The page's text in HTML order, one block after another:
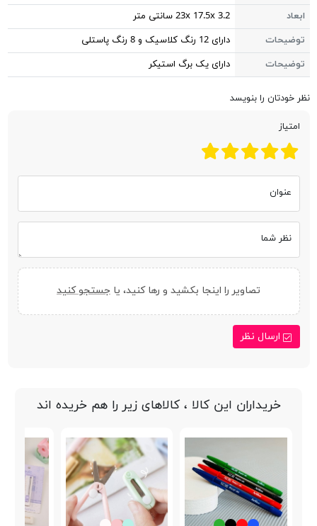
ابعاد
23x 17.5x 3.2 سانتی متر
توضیحات
دارای 12 رنگ کلاسیک و 8 رنگ پاستلی
توضیحات
دارای یک برگ استیکر
نظر خودتان را بنویسد
امتیاز
عنوان
نظر شما
تصاویر را اینجا بکشید و رها کنید، یا جستجو کنید
ارسال نظر
خریداران این کالا ، کالاهای زیر را هم خریده اند